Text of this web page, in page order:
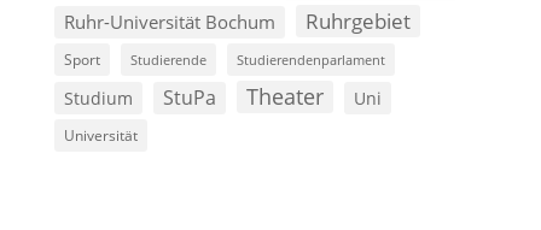
Ruhr-Universität Bochum Ruhrgebiet
Sport Studierende Studierendenparlament
Studium StuPa Theater Uni
Universität